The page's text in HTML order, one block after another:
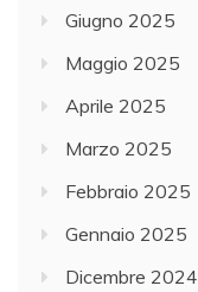
Giugno 2025
Maggio 2025
Aprile 2025
Marzo 2025
Febbraio 2025
Gennaio 2025
Dicembre 2024